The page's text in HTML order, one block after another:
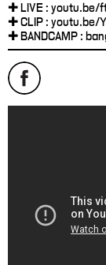
✚ LIVE : youtu.be/
✚ CLIP : youtu.be/
✚ BANDCAMP :